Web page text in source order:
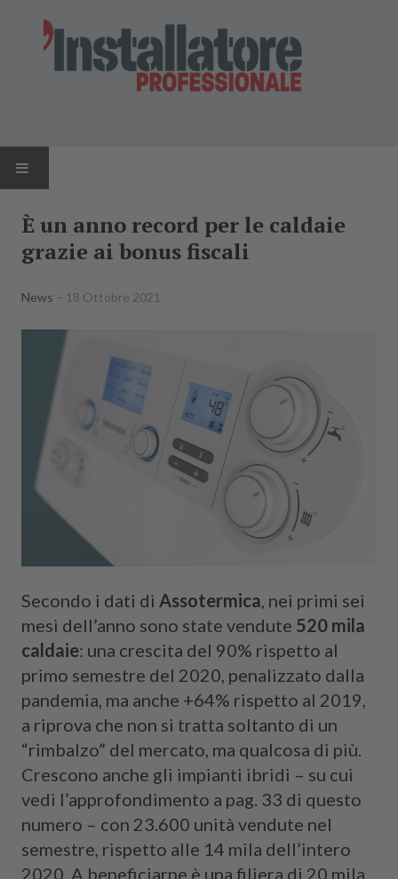
HOME
NEWS
AZIENDE
PRODOTTI
RIVISTA
È un anno record per le caldaie
grazie ai bonus fiscali
News 18 Ottobre 2021
Secondo i dati di Assotermica , nei primi sei
mesi dell’anno sono state vendute 520 mila
caldaie: una crescita del 90% rispetto al
primo semestre del 2020, penalizzato dalla
pandemia, ma anche +64% rispetto al 2019,
a riprova che non si tratta soltanto di un
“rimbalzo” del mercato, ma qualcosa di più.
Crescono anche gli impianti ibridi – su cui
vedi l’approfondimento a pag. 33 di questo
numero – con 23.600 unità vendute nel
semestre, rispetto alle 14 mila dell’intero
2020. A beneficiarne è una filiera di 20 mila